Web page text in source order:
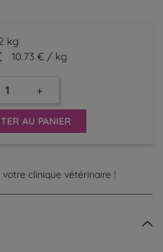
kg
10.73 € / kg
+
AU PANIER
clinique vétérinaire !